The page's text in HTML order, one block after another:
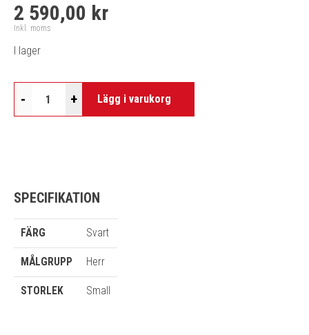
2 590,00 kr
Inkl. moms
I lager
- + Lägg i varukorg
SPECIFIKATION
FÄRG Svart
MÅLGRUPP Herr
STORLEK Small